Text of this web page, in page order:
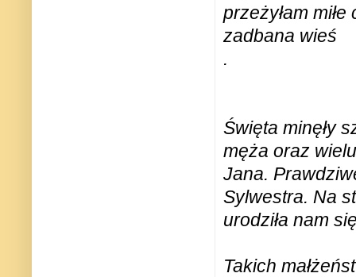
przeżyłam
zadbana wieś
.
Święta minęły
męża oraz
Jana.
Sylwestra. Na
urodziła nam
Takich